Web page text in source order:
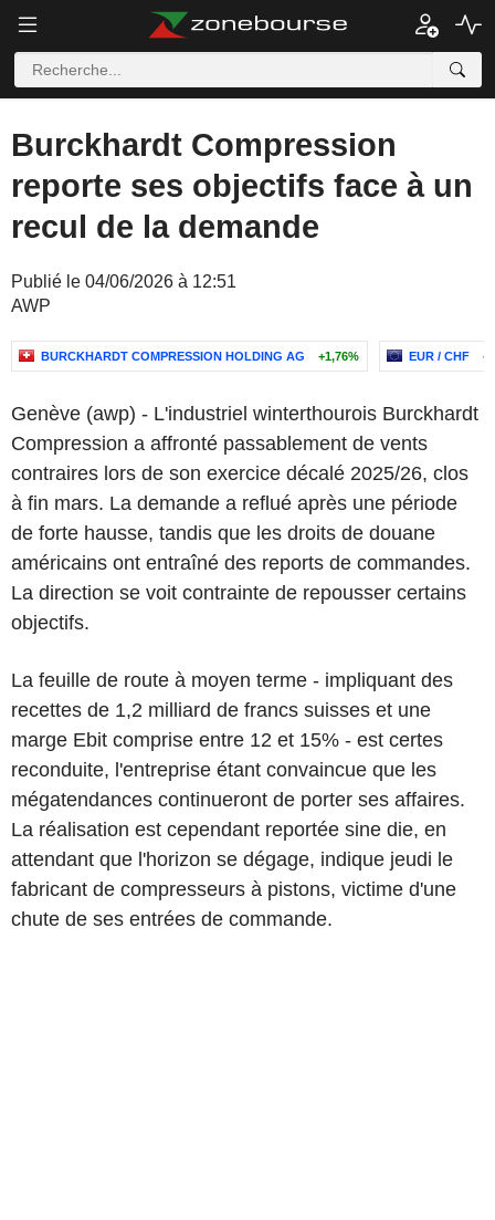
Burckhardt Compression
reporte ses objectifs face à un
recul de la demande
Publié le 04/06/2026 à 12:51
AWP
BURCKHARDT COMPRESSION HOLDING AG +1,76% EUR / CHF -
Genève (awp) - L'industriel winterthourois Burckhardt
Compression a affronté passablement de vents
contraires lors de son exercice décalé 2025/26, clos
à fin mars. La demande a reflué après une période
de forte hausse, tandis que les droits de douane
américains ont entraîné des reports de commandes.
La direction se voit contrainte de repousser certains
objectifs.
La feuille de route à moyen terme - impliquant des
recettes de 1,2 milliard de francs suisses et une
marge Ebit comprise entre 12 et 15% - est certes
reconduite, l'entreprise étant convaincue que les
mégatendances continueront de porter ses affaires.
La réalisation est cependant reportée sine die, en
attendant que l'horizon se dégage, indique jeudi le
fabricant de compresseurs à pistons, victime d'une
chute de ses entrées de commande.